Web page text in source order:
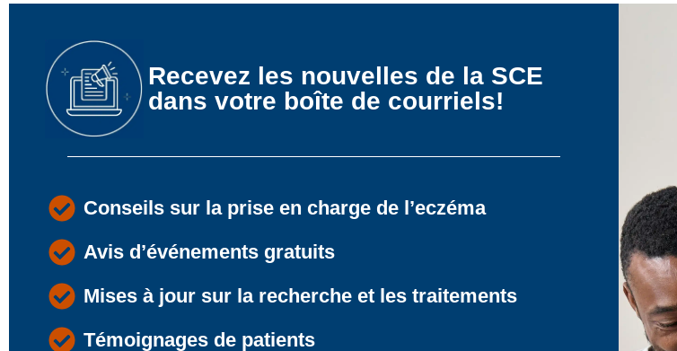
Recevez les nouvelles de la SCE
dans votre boîte de courriels!
Conseils sur la prise en charge de l’eczéma
Avis d’événements gratuits
Mises à jour sur la recherche et les traitements
Témoignages de patients